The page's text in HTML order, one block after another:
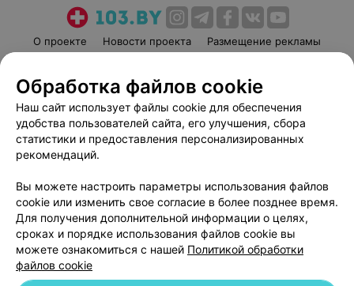
О проекте Новости проекта
Размещение рекламы
Пользовательское соглашение
Способы оплаты
Вакансии
Партнеры
Написать руководителю 103.by
Обработка персональных данных
Обработка файлов cookie
Наш сайт использует файлы cookie для обеспечения
удобства пользователей сайта, его улучшения, сбора
статистики и предоставления персонализированных
рекомендаций.
Вы можете настроить параметры использования файлов
cookie или изменить свое согласие в более позднее время.
Для получения дополнительной информации о целях,
сроках и порядке использования файлов cookie вы
можете ознакомиться с нашей Политикой обработки
файлов cookie